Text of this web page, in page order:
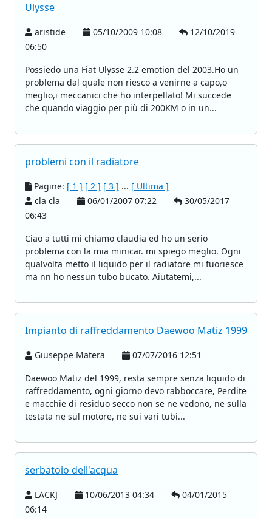
Ulysse
aristide 05/10/2009 10:08
12/10/2019
06:50
Possiedo una Fiat Ulysse 2.2 emotion del 2003.Ho un
problema dal quale non riesco a venirne a capo,o
meglio,i meccanici che ho interpellato! Mi succede
che quando viaggio per più di 200KM o in un...
problemi con il radiatore
Pagine: [ 1 ] [ 2 ] [ 3 ] ... [ Ultima ]
cla cla
06/01/2007 07:22
30/05/2017
06:43
Ciao a tutti mi chiamo claudia ed ho un serio
problema con la mia minicar. mi spiego meglio. Ogni
qualvolta metto il liquido per il radiatore mi fuoriesce
ma nn ho nessun tubo bucato. Aiutatemi,...
Impianto di raffreddamento Daewoo Matiz 1999
Giuseppe Matera
07/07/2016 12:51
Daewoo Matiz del 1999, resta sempre senza liquido di
raffreddamento, ogni giorno devo rabboccare, Perdite
e macchie di residuo secco non se ne vedono, ne sulla
testata ne sul motore, ne sui vari tubi...
serbatoio dell'acqua
LACKJ 10/06/2013 04:34
04/01/2015
06:14